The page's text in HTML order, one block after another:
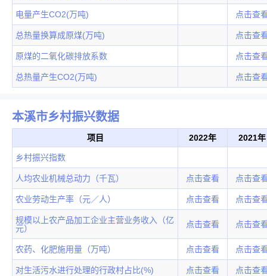
电量产生CO2(万吨) 点击查
总热量换算成原煤(万吨) 点击查
原煤的二氧化碳排放系数 点击查
总热量产生CO2(万吨) 点击查
本溪市乡村振兴数据
项目 2022年 2021年
乡村振兴指数
人均农业机械总动力（千瓦） 点击查看 点击查
农业劳动生产率（元／人） 点击查看 点击查
规模以上农产品加工企业主营业务收入（亿
元）
点击查看 点击查
农药、化肥施用量（万吨） 点击查看 点击查
对生活污水进行处理的行政村占比(%) 点击查看 点击查